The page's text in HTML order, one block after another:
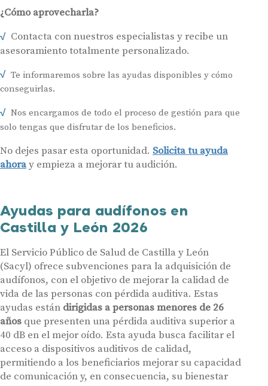
¿Cómo aprovecharla?
Contacta con nuestros especialistas y recibe un
asesoramiento totalmente personalizado.
Te informaremos sobre las ayudas disponibles y cómo
conseguirlas.
Nos encargamos de todo el proceso de gestión para que
solo tengas que disfrutar de los beneficios.
No dejes pasar esta oportunidad. Solicita tu ayuda
ahoray empieza a mejorar tu audición.
Ayudas para audífonos en
Castilla y León 2026
El Servicio Público de Salud de Castilla y León
(Sacyl) ofrece subvenciones para la adquisición de
audífonos, con el objetivo de mejorar la calidad de
vida de las personas con pérdida auditiva. Estas
ayudas están dirigidas a personas menores de 26
años que presenten una pérdida auditiva superior a
40 dB en el mejor oído. Esta ayuda busca facilitar el
acceso a dispositivos auditivos de calidad,
permitiendo a los beneficiarios mejorar su capacidad
de comunicación y, en consecuencia, su bienestar